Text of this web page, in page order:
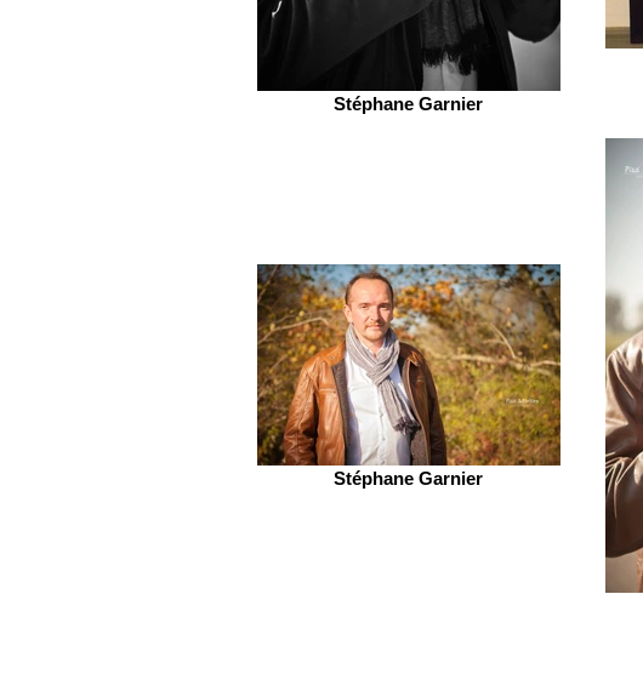
Stéphane Garnier
Stéphane Garnier